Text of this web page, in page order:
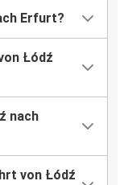
Erfurt?
Łódź
nach
von Łódź